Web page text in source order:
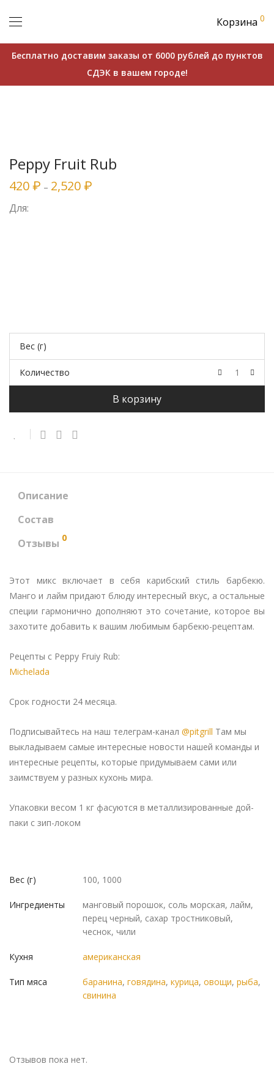
Корзина 0
Бесплатно доставим заказы от 6000 рублей до пунктов
СДЭК в вашем городе!
Peppy Fruit Rub
420 ₽ – 2,520 ₽
Для:
Вес (г)
Количество
В корзину
Описание
Состав
Отзывы 0
Этот микс включает в себя карибский стиль барбекю.
Манго и лайм придают блюду интересный вкус, а остальные
специи гармонично дополняют это сочетание, которое вы
захотите добавить к вашим любимым барбекю-рецептам.
Рецепты с Peppy Fruiy Rub:
Michelada
Срок годности 24 месяца.
Подписывайтесь на наш телеграм-канал @pitgrill Там мы
выкладываем самые интересные новости нашей команды и
интересные рецепты, которые придумываем сами или
заимствуем у разных кухонь мира.
Упаковки весом 1 кг фасуются в металлизированные дой-
паки с зип-локом
Вес (г) 100, 1000
Ингредиенты
манговый порошок, cоль морская, лайм,
перец черный, сахар тростниковый,
чеснок, чили
Кухня американская
Тип мяса баранина, говядина, курица, овощи, рыба,
свинина
Отзывов пока нет.